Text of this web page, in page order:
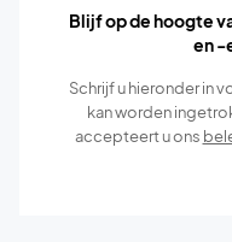
Blijf op de hoogte
en -
Schrijf u hieronder in
kan worden
accepteert u ons